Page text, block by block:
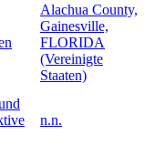
Alachua County,
Gainesville,
FLORIDA
(Vereinigte
Staaten)
n.n.